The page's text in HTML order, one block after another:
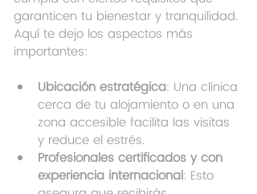
garanticen tu bienestar y tranquilidad.
Aquí te dejo los aspectos más
importantes:
Ubicación estratégica: Una clínica
cerca de tu alojamiento o en una
zona accesible facilita las visitas
y reduce el estrés.
Profesionales certificados y con
experiencia internacional: Esto